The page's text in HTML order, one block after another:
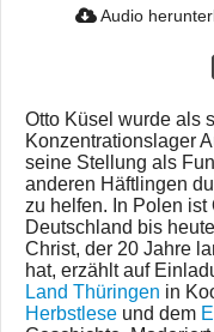
Audio
Otto Küsel wurde als
Konzentrationslager
seine Stellung als
anderen Häftlingen
zu helfen. In Polen ist
Deutschland bis
Christ, der 20 Jahre
hat, erzählt auf
Land Thüringen in
Herbstlese und dem